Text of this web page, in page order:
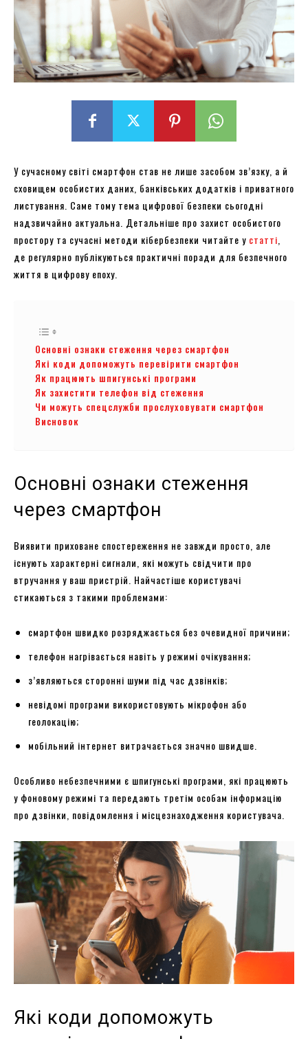
У сучасному світі смартфон став не лише засобом зв’язку, а й
сховищем особистих даних, банківських додатків і приватного
листування. Саме тому тема цифрової безпеки сьогодні
надзвичайно актуальна. Детальніше про захист особистого
простору та сучасні методи кібербезпеки читайте у статті
де регулярно публікуються практичні поради для безпечного
життя в цифрову епоху.
Основні ознаки стеження через смартфон
Які коди допоможуть перевірити смартфон
Як працюють шпигунські програми
Як захистити телефон від стеження
Чи можуть спецслужби прослуховувати смартфон
Висновок
Основні ознаки стеження
через смартфон
Виявити приховане спостереження не завжди просто, але
існують характерні сигнали, які можуть свідчити про
втручання у ваш пристрій. Найчастіше користувачі
стикаються з такими проблемами:
смартфон швидко розряджається без очевидної причини;
телефон нагрівається навіть у режимі очікування;
з’являються сторонні шуми під час дзвінків;
невідомі програми використовують мікрофон або
геолокацію;
мобільний інтернет витрачається значно швидше.
Особливо небезпечними є шпигунські програми, які працюють
у фоновому режимі та передають третім особам інформацію
про дзвінки, повідомлення і місцезнаходження користувача.
Які коди допоможуть